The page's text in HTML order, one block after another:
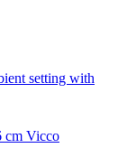
cm Vicco